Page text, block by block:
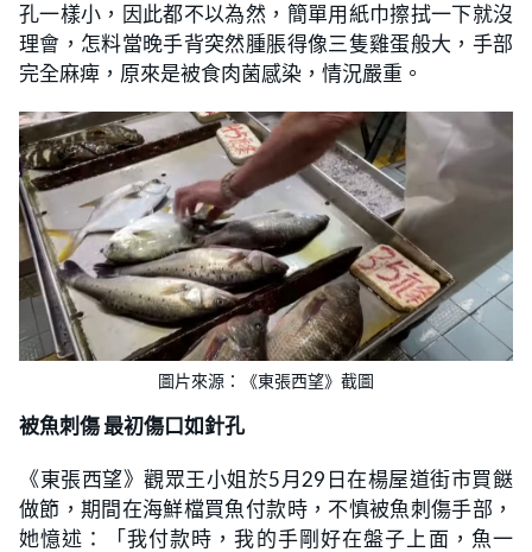
孔一樣小，因此都不以為然，簡單用紙巾擦拭一下就沒
理會，怎料當晚手背突然腫脹得像三隻雞蛋般大，手部
完全麻痺，原來是被食肉菌感染，情況嚴重。
圖片來源：《東張西望》截圖
被魚刺傷 最初傷口如針孔
《東張西望》觀眾王小姐於5月29日在楊屋道街市買餸
做節，期間在海鮮檔買魚付款時，不慎被魚刺傷手部，
她憶述：「我付款時，我的手剛好在盤子上面，魚一